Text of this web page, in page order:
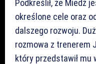
Podkreślił, że Miedź
określone cele oraz
dalszego rozwoju.
rozmowa z trenerem
który przedstawił mu